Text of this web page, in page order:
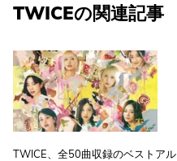
TWICEの関連記事
TWICE、全50曲収録のベストアル